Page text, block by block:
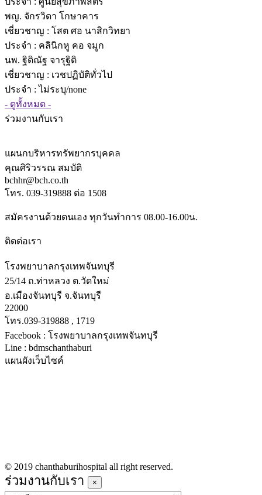
พญ. จักรวิดา โกษาคาร
เชี่ยวชาญ : โสต ศอ นาสิกวิทยา
ประจำ : คลินิกหู คอ จมูก
นพ. ฐิติณัฐ จารุฐิติ
เชี่ยวชาญ : เวชปฏิบัติทั่วไป
ประจำ : ไม่ระบุ/none
- ดูทั้งหมด -
ร่วมงานกับเรา
แผนกบริหารทรัพยากรบุคคล
คุณศิริวรรณ สมบัติ
bchhr@bch.co.th
โทร. 039-319888 ต่อ 1508
สมัครงานด้วยตนเอง ทุกวันทำการ 08.00-16.00น.
ติดต่อเรา
โรงพยาบาลกรุงเทพจันทบุรี
25/14 ถ.ท่าหลวง ต.วัดใหม่
อ.เมืองจันทบุรี จ.จันทบุรี
22000
โทร.039-319888 , 1719
Facebook : โรงพยาบาลกรุงเทพจันทบุรี
Line : bdmschanthaburi
แผนผังเว็บไซค์
© 2019 chanthaburihospital all right reserved.
ร่วมงานกับเรา ×